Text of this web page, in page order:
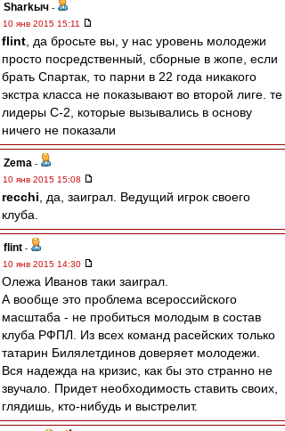
Sharkыч -
10 янв 2015 15:11
flint , да бросьте вы, у нас уровень молодежи
просто посредственный, сборные в жопе, если
брать Спартак, то парни в 22 года никакого
экстра класса не показывают во второй лиге. те
лидеры С-2, которые вызывались в основу
ничего не показали
Zema -
10 янв 2015 15:08
recchi , да, заиграл. Ведущий игрок своего
клуба.
flint -
10 янв 2015 14:30
Олежа Иванов таки заиграл.
А вообще это проблема всероссийского
масштаба - не пробиться молодым в состав
клуба РФПЛ. Из всех команд расейских только
татарин Билялетдинов доверяет молодежи.
Вся надежда на кризис, как бы это странно не
звучало. Придет необходимость ставить своих,
глядишь, кто-нибудь и выстрелит.